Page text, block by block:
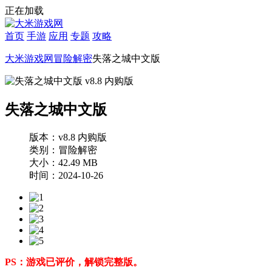
正在加载
首页 手游 应用 专题 攻略
大米游戏网 冒险解密失落之城中文版
失落之城中文版
版本：v8.8 内购版
类别：冒险解密
大小：42.49 MB
时间：2024-10-26
PS：游戏已评价，解锁完整版。